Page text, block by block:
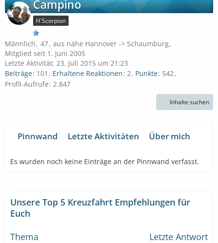
Campino
H´Scorpion
Männlich 47 aus nähe Hannover -> Schaumburg
Mitglied seit 1. Juni 2005
Letzte Aktivität: 23. Juli 2015 um 21:23
Beiträge 101 Erhaltene Reaktionen 2 Punkte 542
Profil-Aufrufe 2.847
Inhalte suchen
Pinnwand Letzte Aktivitäten Über mich
Es wurden noch keine Einträge an der Pinnwand verfasst.
Unsere Top 5 Kreuzfahrt Empfehlungen für
Euch
Thema
Letzte Antwort